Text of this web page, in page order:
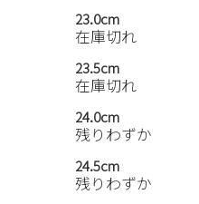
23.0cm
在庫切れ
23.5cm
在庫切れ
24.0cm
残りわずか
24.5cm
残りわずか